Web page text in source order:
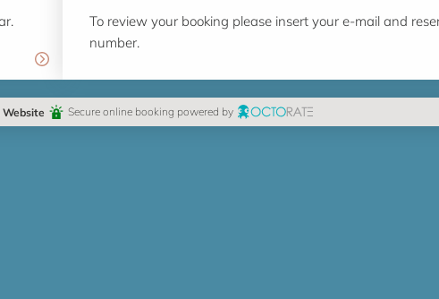
To review your booking please insert your e-mail and
number.
Secure online booking powered by